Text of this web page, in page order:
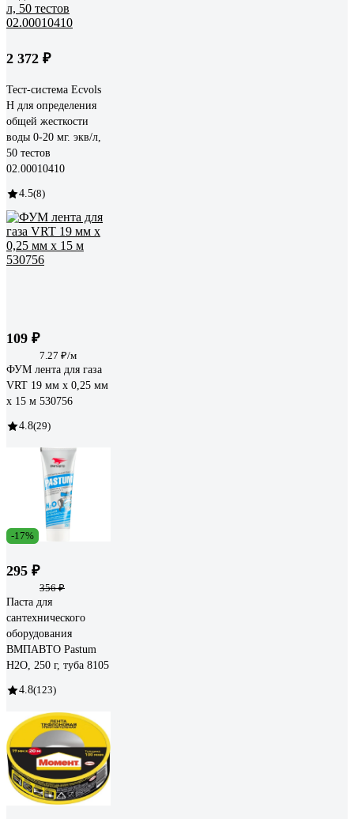
2 372 ₽
Тест-система Ecvols
H для определения
общей жесткости
воды 0-20 мг. экв/л,
50 тестов
02.00010410
4.5(8)
109 ₽
7.27 ₽/м
ФУМ лента для газа
VRT 19 мм х 0,25 мм
х 15 м 530756
4.8(29)
-17%
295 ₽
356 ₽
Паста для
сантехнического
оборудования
ВМПАВТО Pastum
H2O, 250 г, туба 8105
4.8(123)